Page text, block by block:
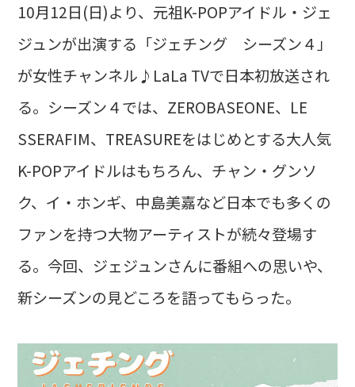
10月12日(日)より、元祖K-POPアイドル・ジェ
ジュンが出演する「ジェチング シーズン４」
が女性チャンネル♪LaLa TVで日本初放送され
る。シーズン４では、ZEROBASEONE、LE
SSERAFIM、TREASUREをはじめとする大人気
K-POPアイドルはもちろん、チャン・グンソ
ク、イ・ホンギ、中島美嘉など日本でも多くの
ファンを持つ大物アーティストが続々登場す
る。今回、ジェジュンさんに番組への思いや、
新シーズンの見どころを語ってもらった。